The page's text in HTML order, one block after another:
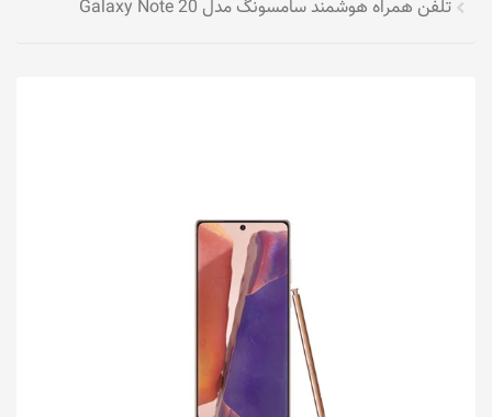
تلفن همراه هوشمند سامسونگ مدل Galaxy Note 20